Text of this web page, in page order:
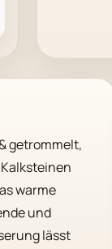
getrommelt,
warme
und
lässt